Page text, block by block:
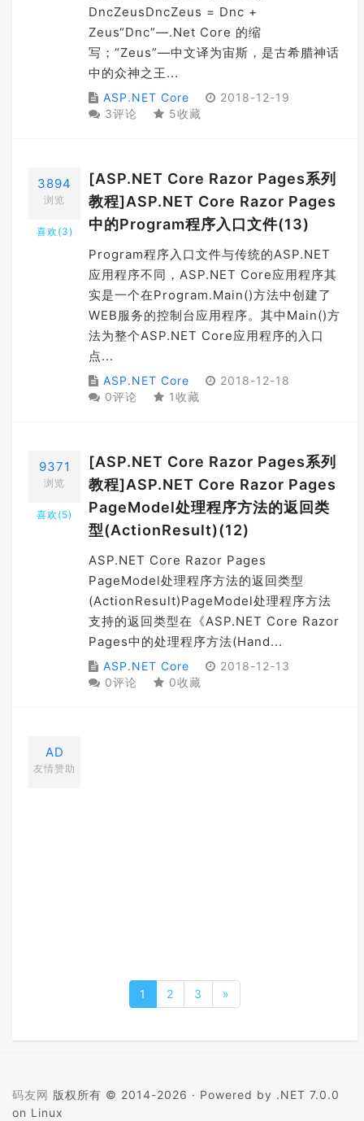
DncZeusDncZeus = Dnc +
Zeus“Dnc”—.Net Core 的缩
写；“Zeus”—中文译为宙斯，是古希腊神话
中的众神之王...
ASP.NET Core
2018-12-19
3评论
5收藏
3894
浏览
喜欢(3)
[ASP.NET Core Razor Pages系列
教程]ASP.NET Core Razor Pages
中的Program程序入口文件(13)
Program程序入口文件与传统的ASP.NET
应用程序不同，ASP.NET Core应用程序其
实是一个在Program.Main()方法中创建了
WEB服务的控制台应用程序。其中Main()方
法为整个ASP.NET Core应用程序的入口
点...
ASP.NET Core
2018-12-18
0评论
1收藏
9371
浏览
喜欢(5)
[ASP.NET Core Razor Pages系列
教程]ASP.NET Core Razor Pages
PageModel处理程序方法的返回类
型(ActionResult)(12)
ASP.NET Core Razor Pages
PageModel处理程序方法的返回类型
(ActionResult)PageModel处理程序方法
支持的返回类型在《ASP.NET Core Razor
Pages中的处理程序方法(Hand...
ASP.NET Core
2018-12-13
0评论
0收藏
AD
友情赞助
1 2 3 »
码友网 版权所有 © 2014-2026 · Powered by .NET 7.0.0
on Linux